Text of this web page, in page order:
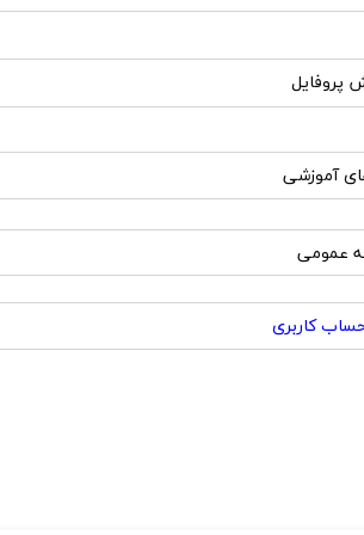
پروفایل
آموزشی
عمومی
کاربری